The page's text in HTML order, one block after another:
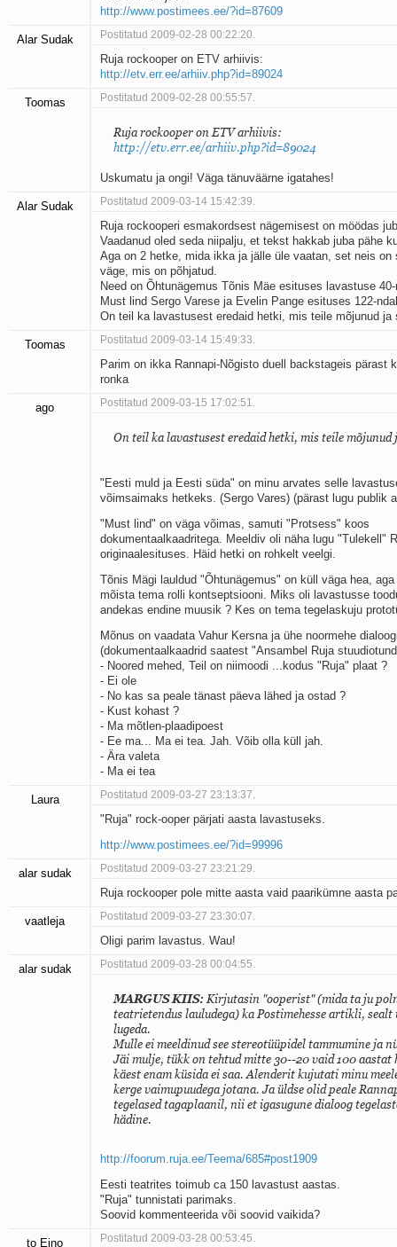
http://www.postimees.ee/?id=87609
Alar Sudak Postitatud 2009-02-28 00:22:20.
Ruja rockooper on ETV arhiivis:
http://etv.err.ee/arhiiv.php?id=89024
Toomas Postitatud 2009-02-28 00:55:57.
Ruja rockooper on ETV arhiivis:
http://etv.err.ee/arhiiv.php?id=89024
Uskumatu ja ongi! Väga tänuväärne igatahes!
Alar Sudak Postitatud 2009-03-14 15:42:39.
Ruja rockooperi esmakordsest nägemisest on möödas
Vaadanud oled seda niipalju, et tekst hakkab juba pähe
Aga on 2 hetke, mida ikka ja jälle üle vaatan, set neis on
väge, mis on põhjatud.
Need on Õhtunägemus Tõnis Mäe esituses lavastuse
Must lind Sergo Varese ja Evelin Pange esituses 122-
On teil ka lavastusest eredaid hetki, mis teile mõjunud ja
Toomas Postitatud 2009-03-14 15:49:33.
Parim on ikka Rannapi-Nõgisto duell backstageis pärast
ronka
ago Postitatud 2009-03-15 17:02:51.
On teil ka lavastusest eredaid hetki, mis teile mõjunud
"Eesti muld ja Eesti süda" on minu arvates selle
võimsaimaks hetkeks. (Sergo Vares) (pärast lugu publik
"Must lind" on väga võimas, samuti "Protsess" koos
dokumentaalkaadritega. Meeldiv oli näha lugu "Tulekell"
originaalesituses. Häid hetki on rohkelt veelgi.
Tõnis Mägi lauldud "Õhtunägemus" on küll väga hea,
mõista tema rolli kontseptsiooni. Miks oli lavastusse
andekas endine muusik ? Kes on tema tegelaskuju
Mõnus on vaadata Vahur Kersna ja ühe noormehe
(dokumentaalkaadrid saatest "Ansambel Ruja
- Noored mehed, Teil on niimoodi ...kodus "Ruja" plaat ?
- Ei ole
- No kas sa peale tänast päeva lähed ja ostad ?
- Kust kohast ?
- Ma mõtlen-plaadipoest
- Ee ma... Ma ei tea. Jah. Võib olla küll jah.
- Ära valeta
- Ma ei tea
Laura Postitatud 2009-03-27 23:13:37.
"Ruja" rock-ooper pärjati aasta lavastuseks.
http://www.postimees.ee/?id=99996
alar sudak Postitatud 2009-03-27 23:21:29.
Ruja rockooper pole mitte aasta vaid paarikümne aasta
vaatleja Postitatud 2009-03-27 23:30:07.
Oligi parim lavastus. Wau!
alar sudak Postitatud 2009-03-28 00:04:55.
MARGUS KIIS: Kirjutasin "ooperist" (mida ta ju
teatrietendus lauludega) ka Postimehesse artikli,
lugeda.
Mulle ei meeldinud see stereotüüpidel tammumine ja
Jäi mulje, tükk on tehtud mitte 30--20 vaid 100 aastat
käest enam küsida ei saa. Alenderit kujutati minu
kerge vaimupuudega jotana. Ja üldse olid peale
tegelased tagaplaanil, nii et igasugune dialoog
hädine.
http://foorum.ruja.ee/Teema/685#post1909
Eesti teatrites toimub ca 150 lavastust aastas.
"Ruja" tunnistati parimaks.
Soovid kommenteerida või soovid vaikida?
to Eino Postitatud 2009-03-28 00:53:45.